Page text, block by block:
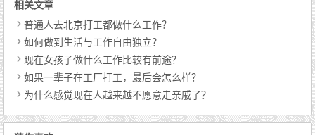
相关文章
普通人去北京打工都做什么工作？
如何做到生活与工作自由独立？
现在女孩子做什么工作比较有前途？
如果一辈子在工厂打工，最后会怎么样？
为什么感觉现在人越来越不愿意走亲戚了？